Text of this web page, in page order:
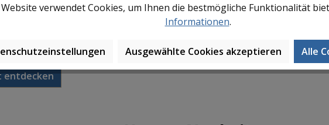
entdecken
Maul-,
Website verwendet Cookies, um Ihnen die bestmögliche Funktionalität
Informationen.
Ausgewählte Cookies akzeptieren Alle